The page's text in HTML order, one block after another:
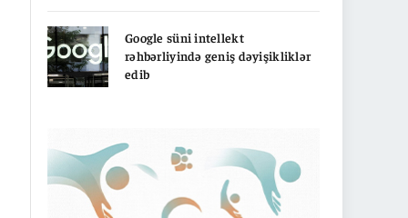
Google süni intellekt
rəhbərliyində geniş dəyişikliklər
edib